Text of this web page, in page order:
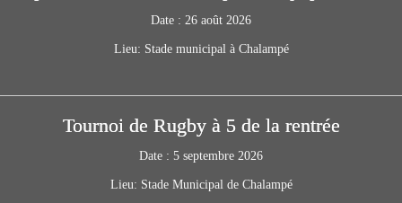
Date : 26 août 2026
Lieu: Stade municipal à Chalampé
Tournoi de Rugby à 5 de la rentrée
Date : 5 septembre 2026
Lieu: Stade Municipal de Chalampé